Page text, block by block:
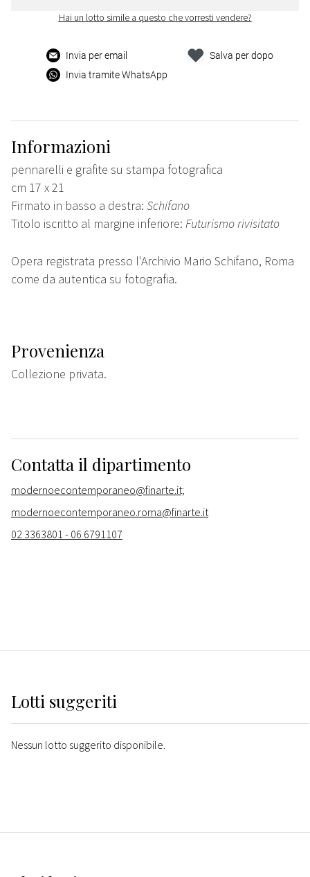
Hai un lotto simile a questo che vorresti vendere?
Invia per email
Invia tramite WhatsApp
Salva per dopo
Informazioni
pennarelli e grafite su stampa fotografica
cm 17 x 21
Firmato in basso a destra: Schifano
Titolo iscritto al margine inferiore: Futurismo rivisitato
Opera registrata presso l'Archivio Mario Schifano, Roma
come da autentica su fotografia.
Provenienza
Collezione privata.
Contatta il dipartimento
modernoecontemporaneo@finarte.it;
modernoecontemporaneo.roma@finarte.it
02 3363801 - 06 6791107
Lotti suggeriti
Nessun lotto suggerito disponibile.